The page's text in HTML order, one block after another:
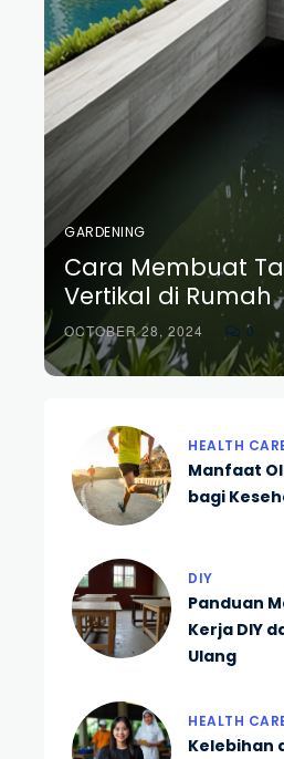
GARDENING
Cara Membuat
Vertikal di Rumah
OCTOBER 28, 2024 0
HEALTH
Manfaat
bagi
DIY
Panduan
Kerja DIY
Ulang
HEALTH
Kelebihan